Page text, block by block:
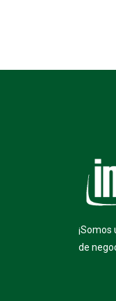
de